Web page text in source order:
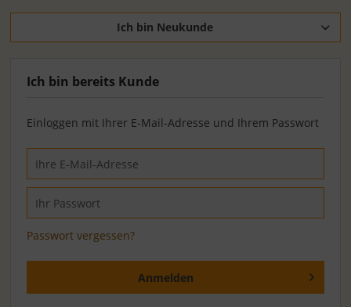
Ich bin Neukunde
Ich bin bereits Kunde
Einloggen mit Ihrer E-Mail-Adresse und Ihrem Passwort
Passwort vergessen?
Anmelden